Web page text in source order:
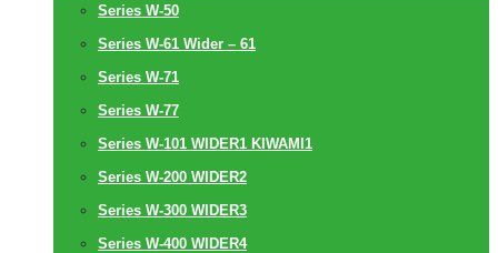
Series W-50
Series W-61 Wider – 61
Series W-71
Series W-77
Series W-101 WIDER1 KIWAMI1
Series W-200 WIDER2
Series W-300 WIDER3
Series W-400 WIDER4